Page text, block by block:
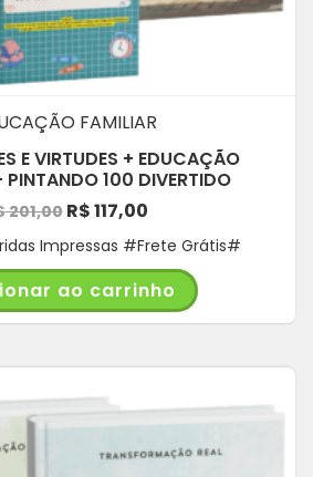
FAMILIAR
E VIRTUDES + EDUCAÇÃO
PINTANDO 100 DIVERTIDO
201,00 O
preço
original
era:
R$ 201,00.
R$117,00O
preço
atual
é:
R$ 117,00.
Impressas #Frete Grátis#
ao carrinho